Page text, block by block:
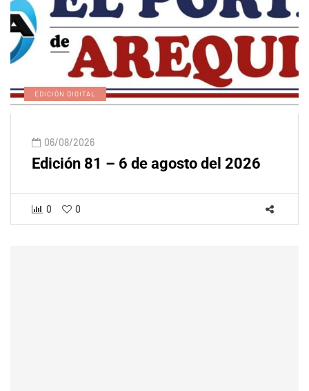
EDICIÓN DIGITAL
06/08/2026
Edición 81 – 6 de agosto del 2026
0 0